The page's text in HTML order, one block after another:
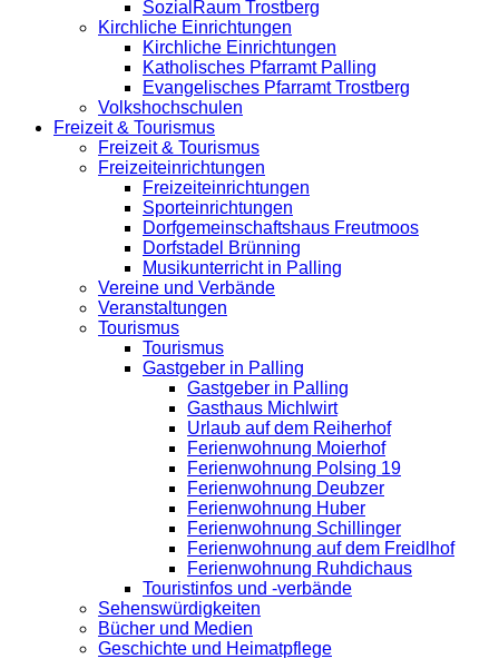
SozialRaum Trostberg
Kirchliche Einrichtungen
Kirchliche Einrichtungen
Katholisches Pfarramt Palling
Evangelisches Pfarramt Trostberg
Volkshochschulen
Freizeit & Tourismus
Freizeit & Tourismus
Freizeiteinrichtungen
Freizeiteinrichtungen
Sporteinrichtungen
Dorfgemeinschaftshaus Freutmoos
Dorfstadel Brünning
Musikunterricht in Palling
Vereine und Verbände
Veranstaltungen
Tourismus
Tourismus
Gastgeber in Palling
Gastgeber in Palling
Gasthaus Michlwirt
Urlaub auf dem Reiherhof
Ferienwohnung Moierhof
Ferienwohnung Polsing 19
Ferienwohnung Deubzer
Ferienwohnung Huber
Ferienwohnung Schillinger
Ferienwohnung auf dem Freidlhof
Ferienwohnung Ruhdichaus
Touristinfos und -verbände
Sehenswürdigkeiten
Bücher und Medien
Geschichte und Heimatpflege